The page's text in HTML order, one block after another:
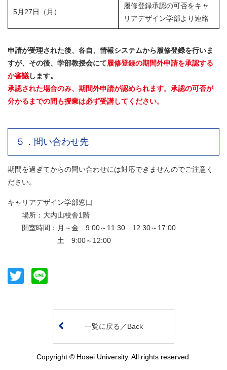
5月27日（月）
履修登録承認の可否をキャ
リアデザイン学部より連絡
申請が受理された後、各自、情報システムから履修登録を行いま
すが、その後、学部教授会にて履修登録の期間外申請を承認する
か審議します。
承認された場合のみ、期間外申請が認められます。承認の可否が
分かるまでの間も授業は必ず受講してください。
５．問い合わせ先
期間を過ぎてからの問い合わせには対応できませんのでご注意く
ださい。
キャリアデザイン学部窓口
場所：大内山校舎1階
開室時間：月～金 9:00～11:30 12:30～17:00
土 9:00～12:00
Twitter
一覧に戻る／Back
Copyright © Hosei University. All rights reserved.